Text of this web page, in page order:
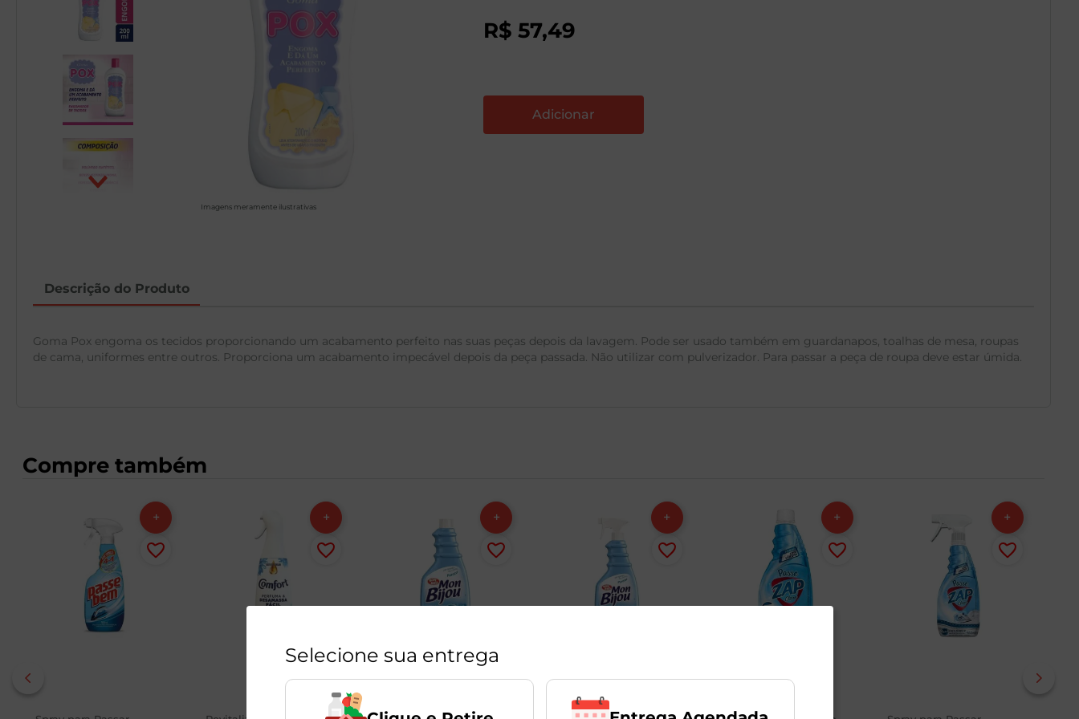
Imagens meramente ilustrativas
R$ 57,49
Descrição do Produto
Goma Pox engoma os tecidos proporcionando um acabamento perfeito nas suas peças depois da lavagem. Pode ser usado também em guardanapos, toalhas de mesa, roupas
de cama, uniformes entre outros. Proporciona um acabamento impecável depois da peça passada. Não utilizar com pulverizador. Para passar a peça de roupa deve estar úmida.
Compre também
Selecione sua entrega